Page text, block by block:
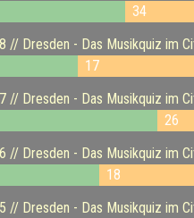
34
// Dresden - Das Musikquiz im
17
// Dresden - Das Musikquiz im
26
// Dresden - Das Musikquiz im
18
// Dresden - Das Musikquiz im